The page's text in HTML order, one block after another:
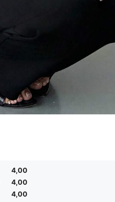
4,00
4,00
4,00